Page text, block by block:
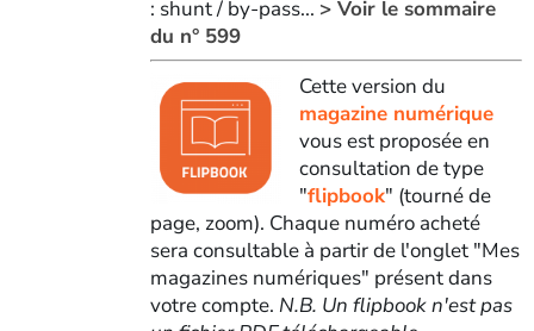
: shunt / by-pass... > Voir le sommaire
du n° 599
Cette version du
magazine numérique
vous est proposée en
consultation de type
"flipbook" (tourné de
page, zoom). Chaque numéro acheté
sera consultable à partir de l'onglet "Mes
magazines numériques" présent dans
votre compte. N.B. Un flipbook n'est pas